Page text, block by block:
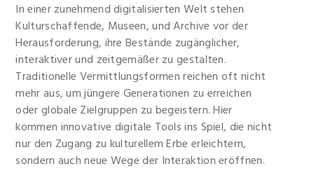
In einer zunehmend digitalisierten Welt stehen
Kulturschaffende, Museen, und Archive vor der
Herausforderung, ihre Bestände zugänglicher,
interaktiver und zeitgemäßer zu gestalten.
Traditionelle Vermittlungsformen reichen oft nicht
mehr aus, um jüngere Generationen zu erreichen
oder globale Zielgruppen zu begeistern. Hier
kommen innovative digitale Tools ins Spiel, die nicht
nur den Zugang zu kulturellem Erbe erleichtern,
sondern auch neue Wege der Interaktion eröffnen.